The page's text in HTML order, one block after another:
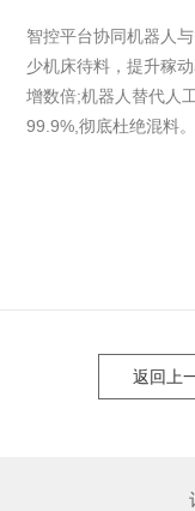
智控平台协同机器人
少机床待料，提升稼
增数倍;机器人替代人
99.9%,彻底杜绝混料。
返回上